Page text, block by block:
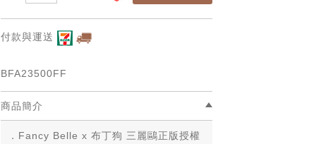
付款與運送
BFA23500FF
商品簡介
．Fancy Belle x 布丁狗 三麗鷗正版授權